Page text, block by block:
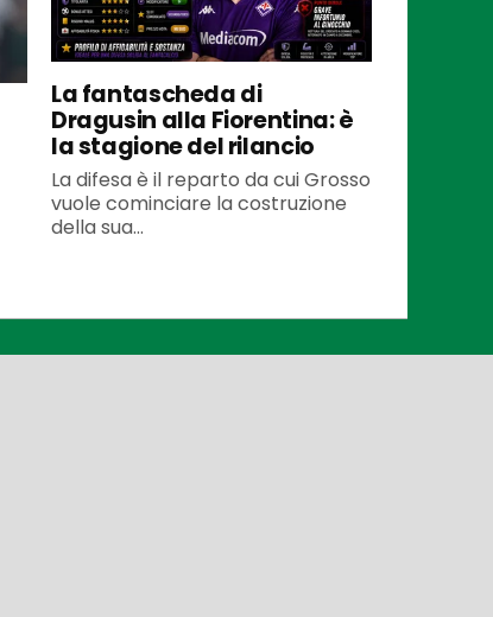
La fantascheda di
Dragusin alla Fiorentina: è
la stagione del rilancio
La difesa è il reparto da cui Grosso
vuole cominciare la costruzione
della sua...